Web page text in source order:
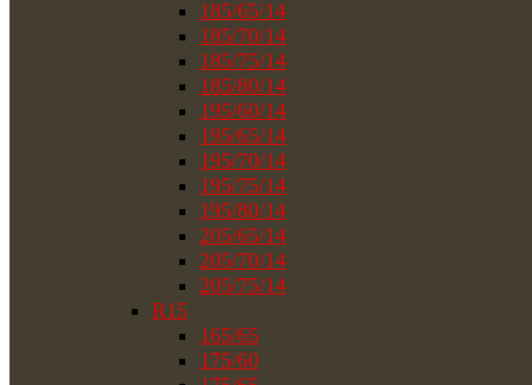
185/65/14
185/70/14
185/75/14
185/80/14
195/60/14
195/65/14
195/70/14
195/75/14
195/80/14
205/65/14
205/70/14
205/75/14
R15
165/65
175/60